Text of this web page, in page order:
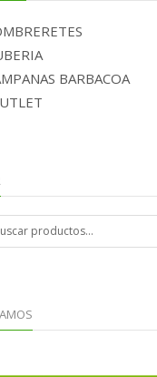
BARBACOA